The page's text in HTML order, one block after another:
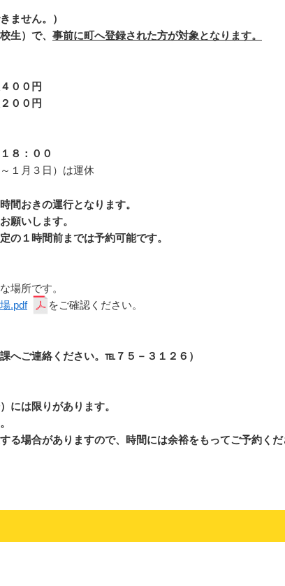
ません。）
生）で、 事前に町へ登録された方が対象となります。
００円
００円
８：００
１月３日）は運休
間おきの運行となります。
願いします。
１時間前までは予約可能です。
所です。
.pdf をご確認ください。
課へご連絡ください。℡７５－３１２６）
には限りがあります。
る場合がありますので、 時間には余裕をもってご予約くだ